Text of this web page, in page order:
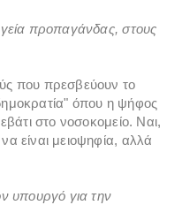
προπαγάνδας, στους
που πρεσβεύουν το
όπου η ψήφος
στο νοσοκομείο. Ναι,
είναι μειοψηφία, αλλά
υπουργό για την